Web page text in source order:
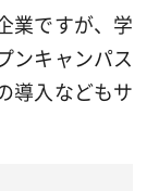
業ですが、学
ンキャンパス
導入などもサ